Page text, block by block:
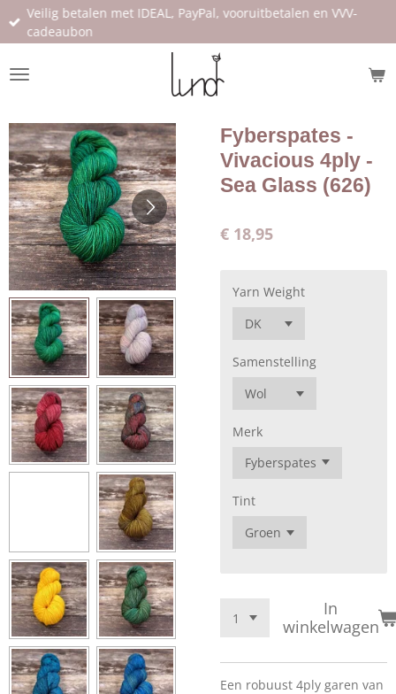
Ga
direct
de
Veilig betalen met IDEAL, PayPal, vooruitbetalen en VVV-
cadeaubon
Fyberspates -
Vivacious 4ply -
Sea Glass (626)
€ 18,95
Yarn Weight
Samenstelling
Merk
Tint
In
winkelwagen
Een robuust 4ply garen van